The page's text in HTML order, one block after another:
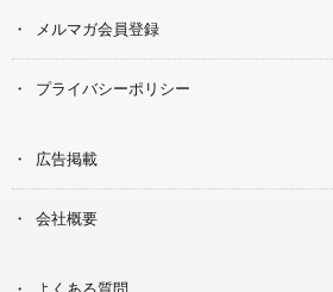
メルマガ会員登録
プライバシーポリシー
広告掲載
会社概要